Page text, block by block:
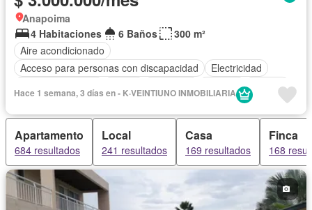
Anapoima
4 Habitaciones
6 Baños
300 m²
Aire acondicionado
Acceso para personas con discapacidad
Electricidad
Internet
Jacuzzi
Hace 1 semana, 3 días en - K·VEINTIUNO INMOBILIARIA
Apartamento
684 resultados
Local
241 resultados
Casa
169 resultados
Finca
168